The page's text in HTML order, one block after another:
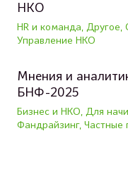
НКО
HR и команда, Другое,
Управление НКО
Мнения и
БНФ-2025
Бизнес и НКО, Для
Фандрайзинг, Частные